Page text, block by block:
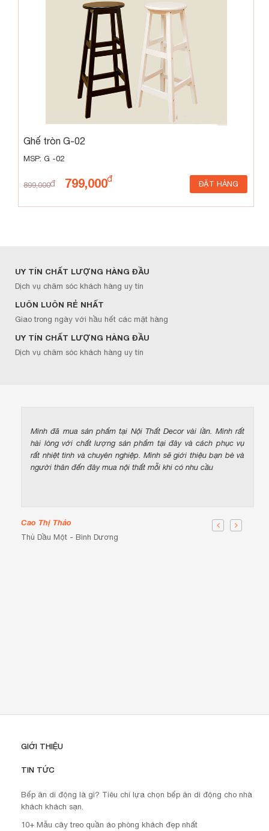
Ghế tròn G-02
MSP: G -02
899,000 799,000 ĐẶT HÀNG
UY TÍN CHẤT LƯỢNG HÀNG ĐẦU
Dịch vụ chăm sóc khách hàng uy tín
LUÔN LUÔN RẺ NHẤT
Giao trong ngày với hầu hết các mặt hàng
UY TÍN CHẤT LƯỢNG HÀNG ĐẦU
Dịch vụ chăm sóc khách hàng uy tín
Mình đã mua sản phẩm tại Nội Thất Decor vài lần. Mình rất
hài lòng với chất lượng sản phẩm tại đây và cách phục vụ
rất nhiệt tình và chuyên nghiệp. Mình sẽ giới thiệu bạn bè và
người thân đến đây mua nội thất mỗi khi có nhu cầu
Cao Thị Thảo
Thủ Dầu Một - Bình Dương
GIỚI THIỆU
TIN TỨC
Bếp ăn di động là gì? Tiêu chí lựa chọn bếp ăn di động cho nhà
khách khách sạn.
10+ Mẫu cây treo quần áo phòng khách đẹp nhất